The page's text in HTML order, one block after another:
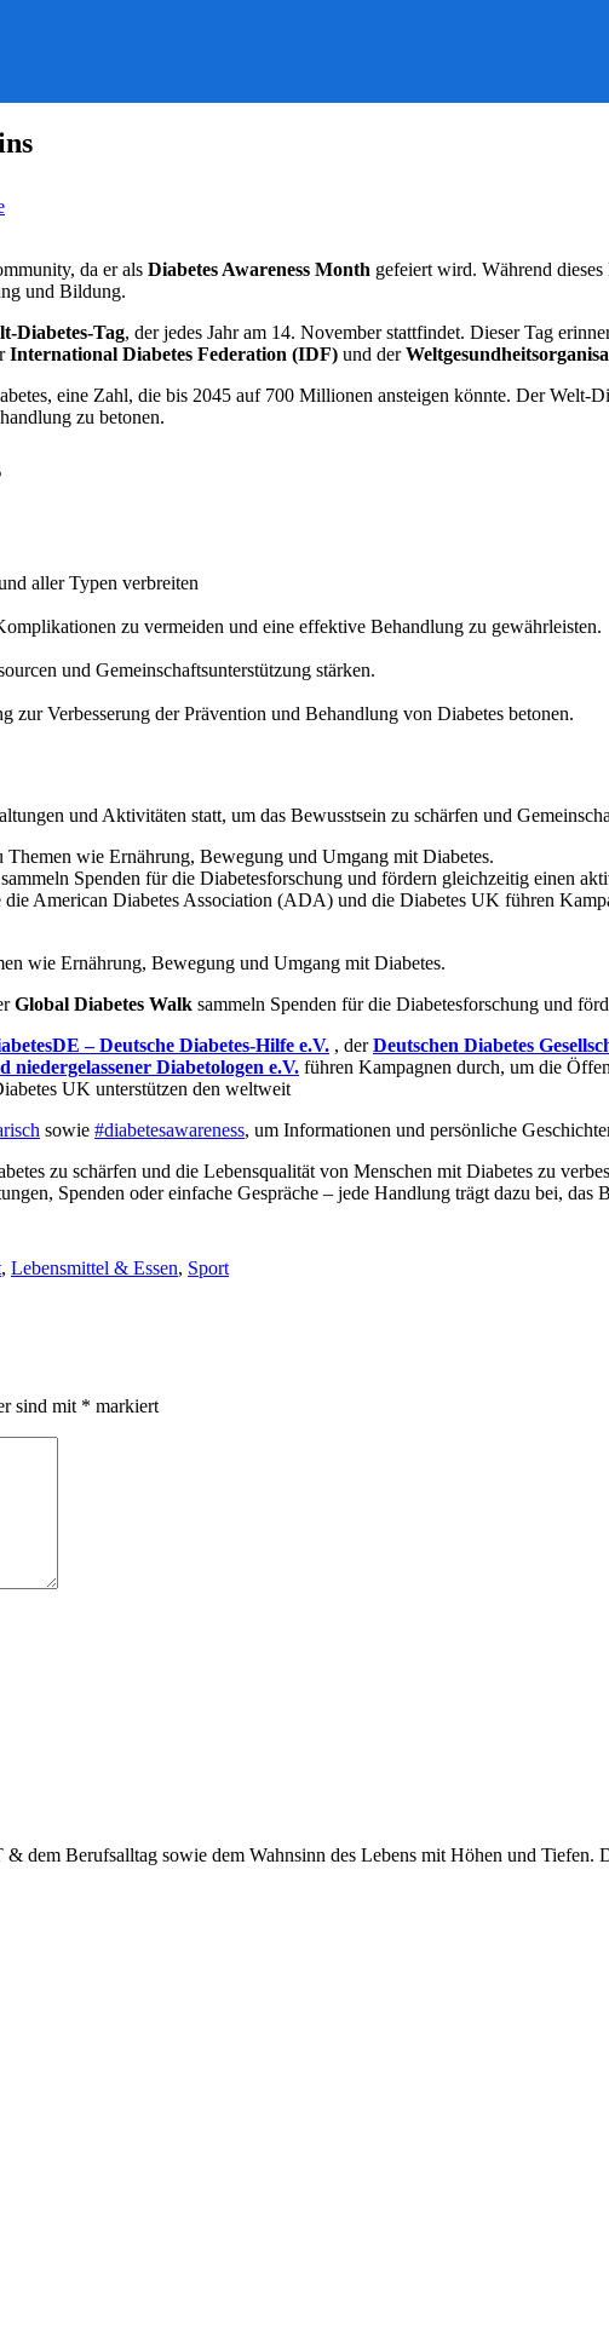
November:
Diabetesbewusstseins
da er als Diabetes Awareness Month gefeiert wird. Während
und Bildung.
Diabetes-Tag, der jedes Jahr am 14. November stattfindet. Dieser Tag
International Diabetes Federation (IDF) und der
eine Zahl, die bis 2045 auf 700 Millionen ansteigen könnte. Der Welt-
zu betonen.
aller Typen verbreiten
zu vermeiden und eine effektive Behandlung zu gewährleisten.
und Gemeinschaftsunterstützung stärken.
Verbesserung der Prävention und Behandlung von Diabetes betonen.
und Aktivitäten statt, um das Bewusstsein zu schärfen und
Themen wie Ernährung, Bewegung und Umgang mit Diabetes.
Spenden für die Diabetesforschung und fördern gleichzeitig einen
die American Diabetes Association (ADA) und die Diabetes UK führen
wie Ernährung, Bewegung und Umgang mit Diabetes.
Global Diabetes Walk sammeln Spenden für die Diabetesforschung und
– Deutsche Diabetes-Hilfe e.V. , derDeutschen Diabetes
niedergelassener Diabetologen e.V. führen Kampagnen durch, um die
UK unterstützen den weltweit
sowie #diabetesawareness, um Informationen und persönliche
zu schärfen und die Lebensqualität von Menschen mit Diabetes zu
Spenden oder einfache Gespräche – jede Handlung trägt dazu bei,
, Lebensmittel & Essen, Sport
sind mit * markiert
dem Berufsalltag sowie dem Wahnsinn des Lebens mit Höhen und Tiefen.